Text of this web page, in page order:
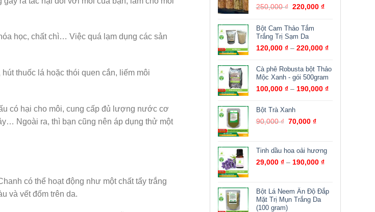
học, chất chì… Việc quá lạm dụng các sản
thuốc lá hoặc thói quen cắn, liếm môi
có hại cho môi, cung cấp đủ lượng nước cơ
Ngoài ra, thì bạn cũng nên áp dụng thử một
có thể hoạt động như một chất tẩy trắng
và vết đốm trên da.
250,000₫ 220,000 ₫
Bột Cam Thảo Tắm
Trắng Trị Sạm Da
120,000 ₫– 220,000 ₫
Cà phê Robusta bột Thảo
Mộc Xanh - gói 500gram
100,000 ₫– 190,000 ₫
Bột Trà Xanh
90,000₫ 70,000 ₫
Tinh dầu hoa oải hương
29,000 ₫– 190,000 ₫
Bột Lá Neem Ấn Độ Đắp
Mặt Trị Mụn Trắng Da
(100 gram)